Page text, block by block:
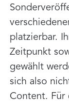
platzierbar.
Zeitpunkt
gewählt
sich also
Content. Für